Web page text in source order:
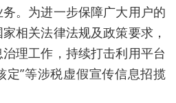
。为进一步保障广大用户的
相关法律法规及政策要求，
理工作，持续打击利用平台
定”等涉税虚假宣传信息招揽